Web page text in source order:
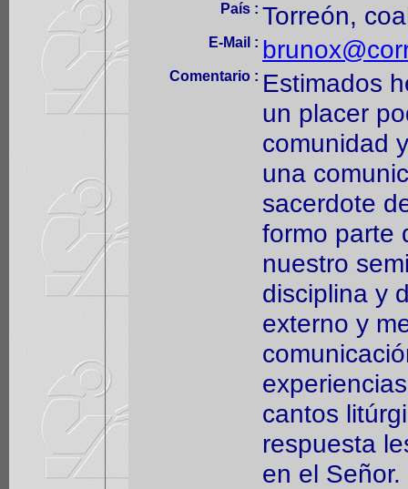
País : Torreón,
E-Mail :
Comentario : Estimados
un placer
comunidad
una
sacerdote
formo parte
nuestro
disciplina y
externo y
cantos
respuesta
en el Señor.